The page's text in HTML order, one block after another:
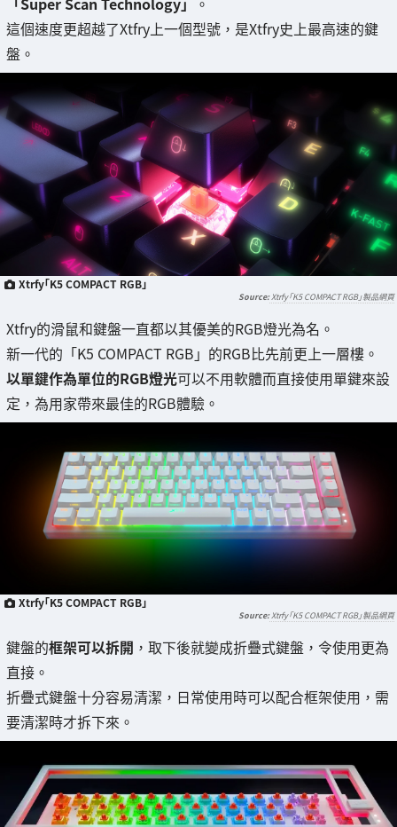
這個速度更超越了Xtfry上一個型號，是Xtfry史上最高速的鍵
盤。
Xtrfy「K5 COMPACT RGB」
Xtrfy「K5 COMPACT RGB」製品網頁
Xtfry的滑鼠和鍵盤一直都以其優美的RGB燈光為名。
新一代的「K5 COMPACT RGB」的RGB比先前更上一層樓。
以單鍵作為單位的RGB燈光可以不用軟體而直接使用單鍵來設
定，為用家帶來最佳的RGB體驗。
Xtrfy「K5 COMPACT RGB」
Xtrfy「K5 COMPACT RGB」製品網頁
鍵盤的框架可以拆開 ，取下後就變成折疊式鍵盤，令使用更為
直接。
折疊式鍵盤十分容易清潔，日常使用時可以配合框架使用，需
要清潔時才拆下來。